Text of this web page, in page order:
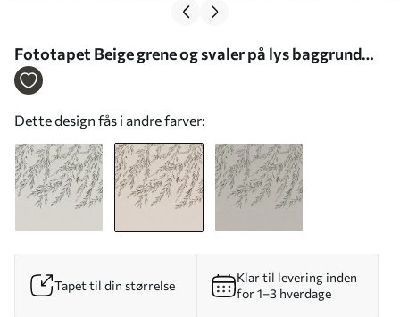
Fototapet Beige grene og svaler på lys baggrund
Nr. w05630v1
Dette design fås i andre farver:
Tapet til din størrelse
Klar til levering inden
for 1–3 hverdage